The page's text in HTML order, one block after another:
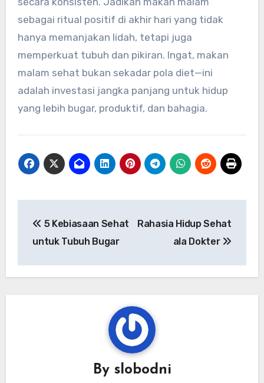
sebagai ritual positif di akhir hari yang tidak
hanya memanjakan lidah, tetapi juga
memperkuat tubuh dan pikiran. Ingat, makan
malam sehat bukan sekadar pola diet—ini
adalah investasi jangka panjang untuk hidup
yang lebih bugar, produktif, dan bahagia.
pos
5 Kebiasaan Sehat
untuk Tubuh Bugar
Rahasia Hidup Sehat
ala Dokter
By slobodni